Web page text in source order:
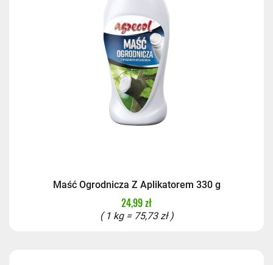
Kurier InPost - przedpłata
Kurier GLS - przedpłata
Maść Ogrodnicza Z Aplikatorem 330 g
24,99 zł
( 1 kg = 75,73 zł )